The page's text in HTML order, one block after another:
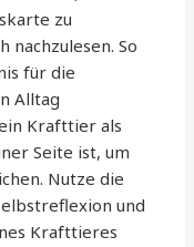
zu
nachzulesen. So
für die
Alltag
Krafttier als
Seite ist, um
Nutze die
und
Krafttieres